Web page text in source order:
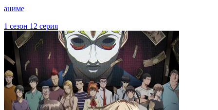
аниме
1 сезон 12 серия